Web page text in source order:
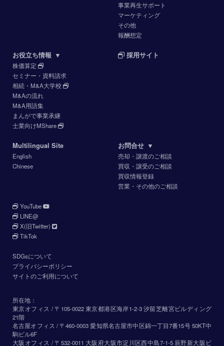
事業再生サポート
マーケティング
その他
報酬想定
お役立ち情報 ▼
株価算定
セミナー・資料請求
相続・M&A大学校
M&Aの流れ
M&A用語集
まんがで事業承継
士業向けMShare
採用サイト
Multilingual Site
English
Chinese
お問合せ ▼
売却・譲渡のご相談
買収・譲受のご相談
買収情報登録
営業・その他のご相談
YouTube
LINE@
X(旧Twitter)
TikTok
SDGsについて
プライバシーポリシー
サイトのご利用について
所在地：
東京オフィス / 〒105-0022 東京都港区海岸1-2-3 汐留芝離宮ビルディング
21階
名古屋オフィス / 〒460-0003 愛知県名古屋市中区錦一丁目7番15号 50KT中
駒ビル6F
大阪オフィス / 〒532-0011 大阪府大阪市淀川区西中島7-1-5 辰野新大阪ビ